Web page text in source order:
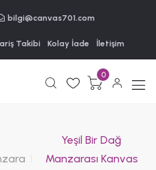
bilgi@canvas701.com
Takibi Kolay İade İletişim
0
Yeşil Bir Dağ
Manzarası Kanvas